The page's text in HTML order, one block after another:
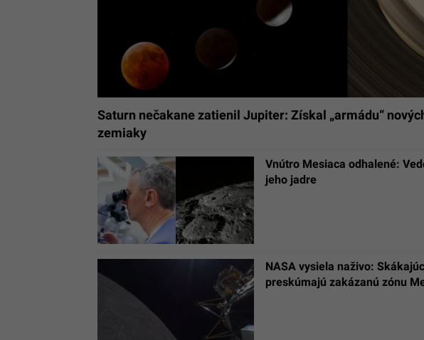
Saturn nečakane zatienil Jupiter: Získal „armádu“
zemiaky
Vnútro Mesiaca odhalené:
jeho jadre
NASA vysiela naživo:
preskúmajú zakázanú zónu